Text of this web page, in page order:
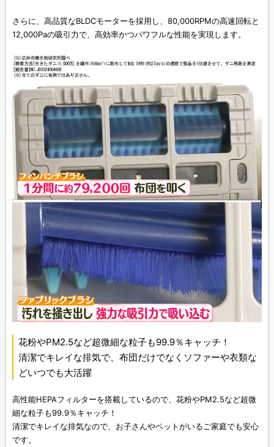
さらに、高品質なBLDCモーターを採用し、80,000RPMの高速回転と
12,000Paの吸引力で、高効率かつパワフルな性能を実現します。
花粉やPM2.5など超微細な粒子も99.9％キャッチ！
清潔でキレイな排気で、布団だけでなくソファーや衣類な
どいつでも大活躍
高性能HEPAフィルターを搭載しているので、花粉やPM2.5など超微
細な粒子も99.9％キャッチ！
清潔でキレイな排気なので、お子さんやペットがいるご家庭でも安心
です。